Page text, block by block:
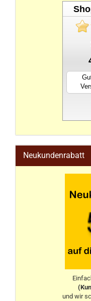
Neukundenrabatt
und wir